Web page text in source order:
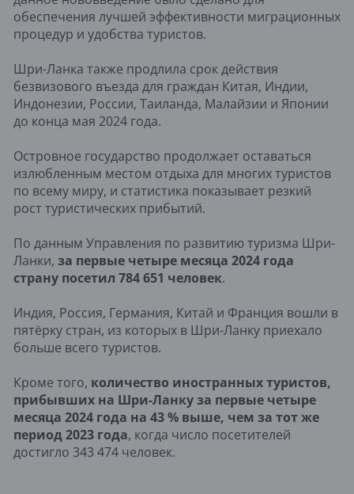
обеспечения лучшей эффективности миграционных
процедур и удобства туристов.
Шри-Ланка также продлила срок действия
безвизового въезда для граждан Китая, Индии,
Индонезии, России, Таиланда, Малайзии и Японии
до конца мая 2024 года.
Островное государство продолжает оставаться
излюбленным местом отдыха для многих туристов
по всему миру, и статистика показывает резкий
рост туристических прибытий.
По данным Управления по развитию туризма Шри-
Ланки, за первые четыре месяца 2024 года
страну посетил 784 651 человек.
Индия, Россия, Германия, Китай и Франция вошли в
пятёрку стран, из которых в Шри-Ланку приехало
больше всего туристов.
Кроме того, количество иностранных туристов,
прибывших на Шри-Ланку за первые четыре
месяца 2024 года на 43 % выше, чем за тот же
период 2023 года, когда число посетителей
достигло 343 474 человек.